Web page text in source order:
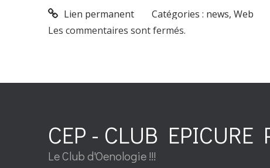
Lien permanent Catégories : news,Web
Les commentaires sont fermés.
CEP - CLUB EPICURE
Le Club d'Oenologie !!!